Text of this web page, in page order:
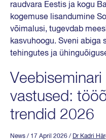
raudvara Eestis ja kogu
kogemuse lisandumine
võimalusi, tugevdab
kasvuhoogu. Sveni abiga
tehingutes ja
vastused:
trendid 2026
News / 17 April 2026 / Dr Kadri